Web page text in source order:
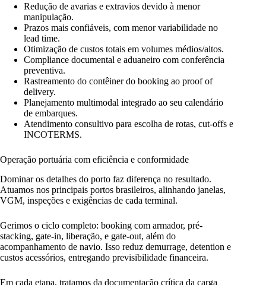
Redução de avarias e extravios devido à menor
manipulação.
Prazos mais confiáveis, com menor variabilidade no
lead time.
Otimização de custos totais em volumes médios/altos.
Compliance documental e aduaneiro com conferência
preventiva.
Rastreamento do contêiner do booking ao proof of
delivery.
Planejamento multimodal integrado ao seu calendário
de embarques.
Atendimento consultivo para escolha de rotas, cut-offs e
INCOTERMS.
Operação portuária com eficiência e conformidade
Dominar os detalhes do porto faz diferença no resultado.
Atuamos nos principais portos brasileiros, alinhando janelas,
VGM, inspeções e exigências de cada terminal.
Gerimos o ciclo completo: booking com armador, pré-
stacking, gate-in, liberação, e gate-out, além do
acompanhamento de navio. Isso reduz demurrage, detention e
custos acessórios, entregando previsibilidade financeira.
Em cada etapa, tratamos da documentação crítica da carga